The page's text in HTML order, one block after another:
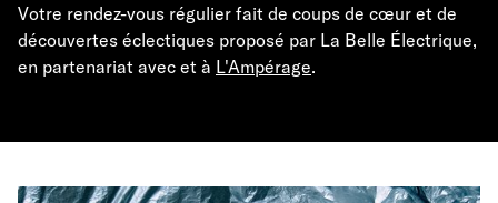
Votre rendez-vous régulier fait de coups de cœur et de
découvertes éclectiques proposé par La Belle Électrique,
en partenariat avec et à L'Ampérage.